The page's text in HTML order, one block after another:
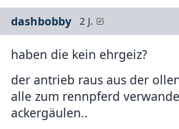
dashbobby 2 J.
haben die kein ehrgeiz?
der antrieb raus aus der
alle zum rennpferd
ackergäulen..